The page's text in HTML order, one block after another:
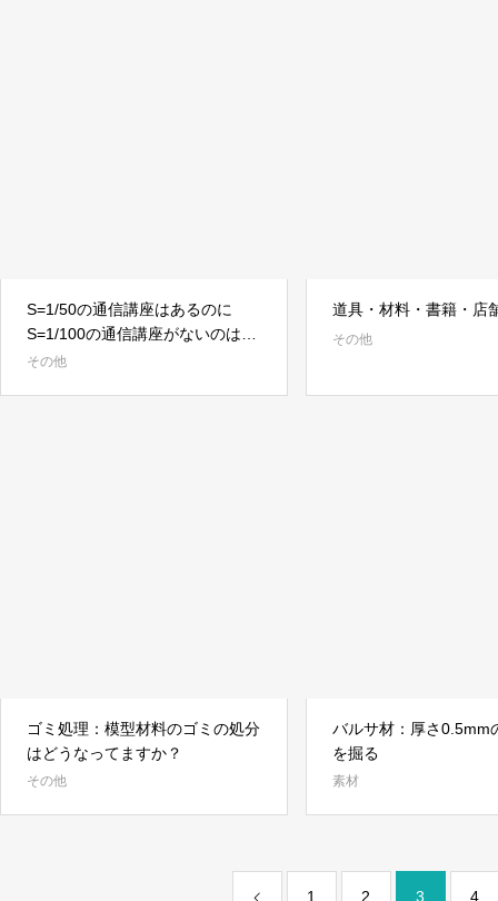
S=1/50の通信講座はあるのに
S=1/100の通信講座がないのはな
ぜ？
その他
道具・材料・書籍・店
その他
ゴミ処理：模型材料のゴミの処分
はどうなってますか？
その他
バルサ材：厚さ0.5mm
を掘る
素材
1 2 3 4